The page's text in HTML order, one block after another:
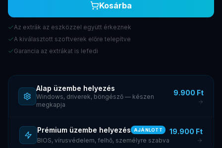
Kosárba
Az extrák az eszközzel együtt érkeznek
A kiválasztott szoftverek előre telepítve
Garancia az extrákat is lefedi
Alap üzembe helyezés
Windows, driverek, böngésző — készen
megkapja
9.900 Ft
Prémium üzembe helyezés AJÁNLOTT
BIOS, vírusvédelem, felhő, személyre szabva
19.900 Ft